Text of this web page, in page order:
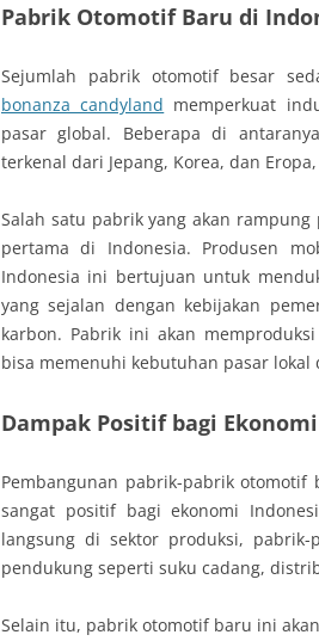
Pabrik Otomotif Baru di
Sejumlah pabrik otomotif besar
bonanza candyland memperkuat
pasar global. Beberapa di
terkenal dari Jepang, Korea, dan
Salah satu pabrik yang akan
pertama di Indonesia. Produsen
Indonesia ini bertujuan untuk
yang sejalan dengan kebijakan
karbon. Pabrik ini akan
bisa memenuhi kebutuhan pasar lokal
Dampak Positif bagi
Pembangunan pabrik-pabrik
sangat positif bagi ekonomi
langsung di sektor produksi,
pendukung seperti suku cadang,
Selain itu, pabrik otomotif baru ini